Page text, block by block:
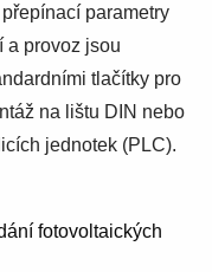
parametry
a provoz jsou
tlačítky pro
na lištu DIN nebo
jednotek (PLC).
fotovoltaických